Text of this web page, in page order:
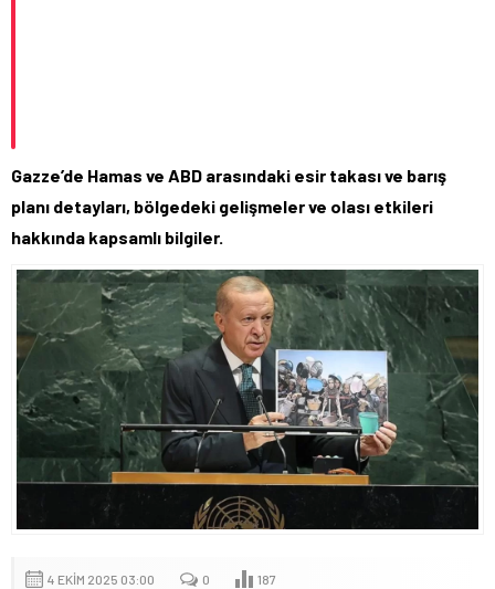
Gazze’de Hamas ve ABD arasındaki esir takası ve barış
planı detayları, bölgedeki gelişmeler ve olası etkileri
hakkında kapsamlı bilgiler.
4 EKIM 2025 03:00 0 187